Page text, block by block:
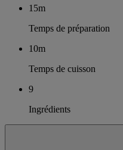
15m
Temps de préparation
10m
Temps de cuisson
9
Ingrédients